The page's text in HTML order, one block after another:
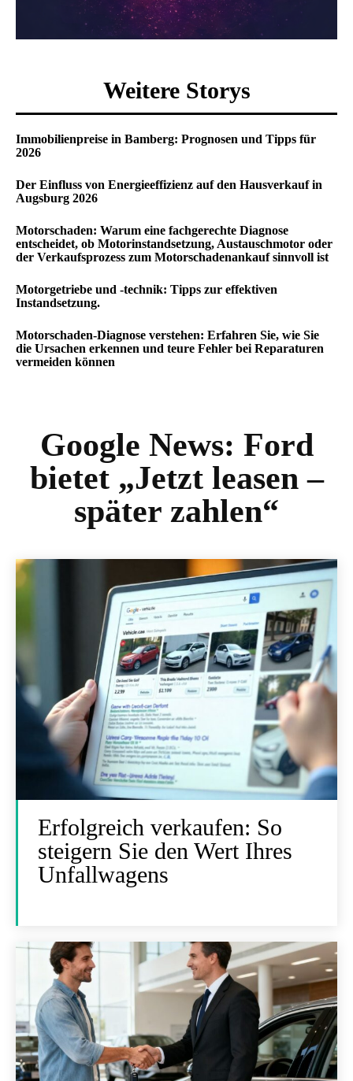
Weitere Storys
Immobilienpreise in Bamberg: Prognosen und Tipps für
2026
Der Einfluss von Energieeffizienz auf den Hausverkauf in
Augsburg 2026
Motorschaden: Warum eine fachgerechte Diagnose
entscheidet, ob Motorinstandsetzung, Austauschmotor oder
der Verkaufsprozess zum Motorschadenankauf sinnvoll ist
Motorgetriebe und -technik: Tipps zur effektiven
Instandsetzung.
Motorschaden-Diagnose verstehen: Erfahren Sie, wie Sie
die Ursachen erkennen und teure Fehler bei Reparaturen
vermeiden können
Google News: Ford
bietet „Jetzt leasen –
später zahlen“
Erfolgreich verkaufen: So
steigern Sie den Wert Ihres
Unfallwagens